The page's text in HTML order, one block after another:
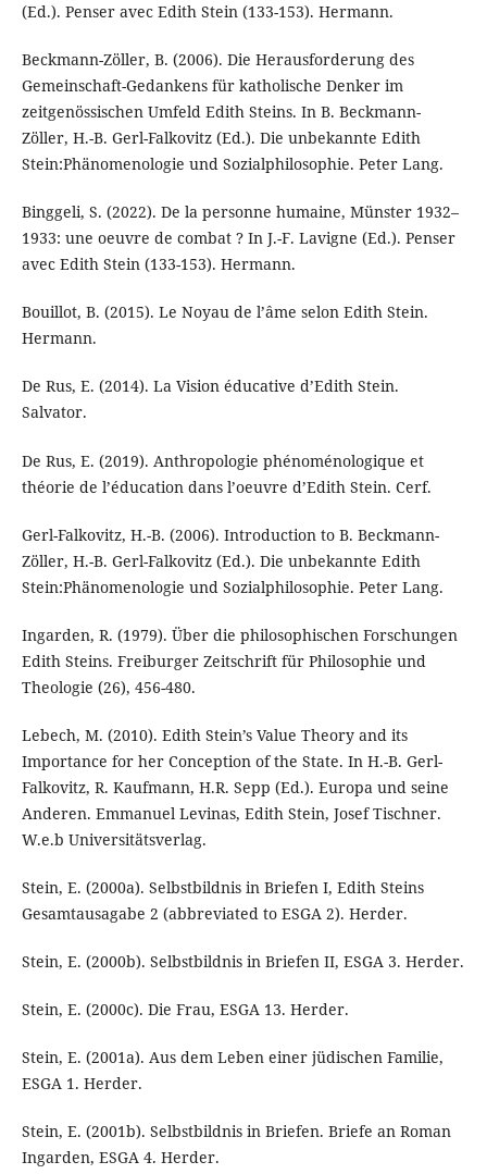
(Ed.). Penser avec Edith Stein (133-153). Hermann.
Beckmann-Zöller, B. (2006). Die Herausforderung des
Gemeinschaft-Gedankens für katholische Denker im
zeitgenössischen Umfeld Edith Steins. In B. Beckmann-
Zöller, H.-B. Gerl-Falkovitz (Ed.). Die unbekannte Edith
Stein:Phänomenologie und Sozialphilosophie. Peter Lang.
Binggeli, S. (2022). De la personne humaine, Münster 1932–
1933: une oeuvre de combat ? In J.-F. Lavigne (Ed.). Penser
avec Edith Stein (133-153). Hermann.
Bouillot, B. (2015). Le Noyau de l’âme selon Edith Stein.
Hermann.
De Rus, E. (2014). La Vision éducative d’Edith Stein.
Salvator.
De Rus, E. (2019). Anthropologie phénoménologique et
théorie de l’éducation dans l’oeuvre d’Edith Stein. Cerf.
Gerl-Falkovitz, H.-B. (2006). Introduction to B. Beckmann-
Zöller, H.-B. Gerl-Falkovitz (Ed.). Die unbekannte Edith
Stein:Phänomenologie und Sozialphilosophie. Peter Lang.
Ingarden, R. (1979). Über die philosophischen Forschungen
Edith Steins. Freiburger Zeitschrift für Philosophie und
Theologie (26), 456-480.
Lebech, M. (2010). Edith Stein’s Value Theory and its
Importance for her Conception of the State. In H.-B. Gerl-
Falkovitz, R. Kaufmann, H.R. Sepp (Ed.). Europa und seine
Anderen. Emmanuel Levinas, Edith Stein, Josef Tischner.
W.e.b Universitätsverlag.
Stein, E. (2000a). Selbstbildnis in Briefen I, Edith Steins
Gesamtausagabe 2 (abbreviated to ESGA 2). Herder.
Stein, E. (2000b). Selbstbildnis in Briefen II, ESGA 3. Herder.
Stein, E. (2000c). Die Frau, ESGA 13. Herder.
Stein, E. (2001a). Aus dem Leben einer jüdischen Familie,
ESGA 1. Herder.
Stein, E. (2001b). Selbstbildnis in Briefen. Briefe an Roman
Ingarden, ESGA 4. Herder.